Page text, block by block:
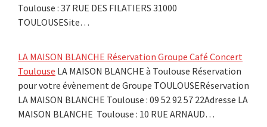
Toulouse : 37 RUE DES FILATIERS 31000
TOULOUSESite…
LA MAISON BLANCHE Réservation Groupe Café Concert
Toulouse LA MAISON BLANCHE à Toulouse Réservation
pour votre évènement de Groupe TOULOUSERéservation
LA MAISON BLANCHE Toulouse : 09 52 92 57 22Adresse LA
MAISON BLANCHE Toulouse : 10 RUE ARNAUD…